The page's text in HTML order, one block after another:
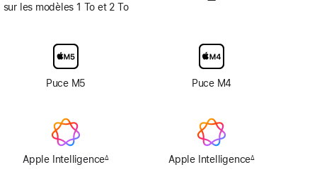
sur les modèles 1 To et 2 To
Puce M5
Apple Intelligence∆
verre
d’écran
nano-
texturé
Puce M4
Apple Intelligence∆